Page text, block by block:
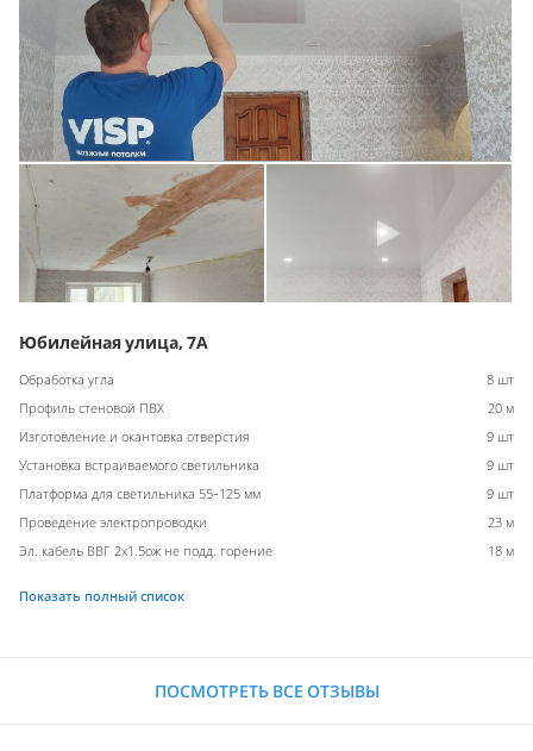
Юбилейная улица, 7А
Обработка угла
8 шт
Профиль стеновой ПВХ
20 м
Изготовление и окантовка отверстия
9 шт
Установка встраиваемого светильника
9 шт
Платформа для светильника 55-125 мм
9 шт
Проведение электропроводки
23 м
Эл. кабель ВВГ 2х1.5ож не подд. горение
18 м
Показать полный список
ПОСМОТРЕТЬ ВСЕ ОТЗЫВЫ